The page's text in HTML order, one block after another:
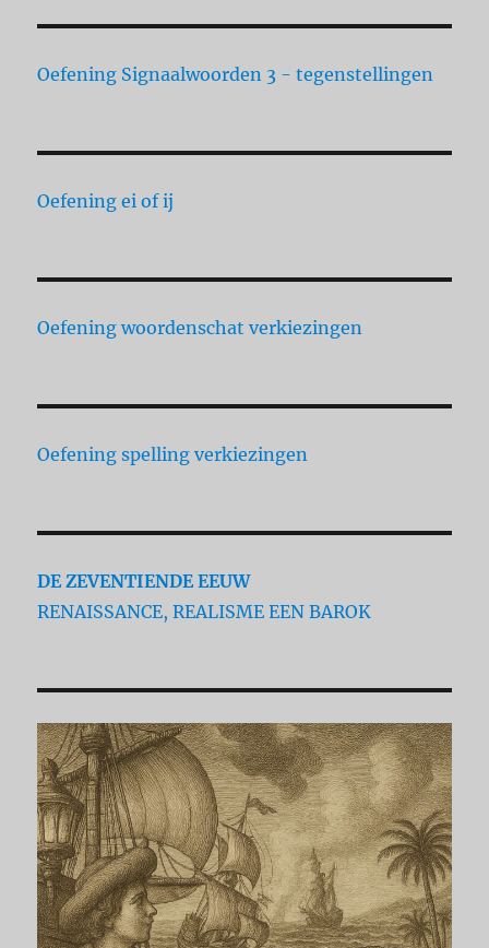
Oefening Signaalwoorden 3 - tegenstellingen
Oefening ei of ij
Oefening woordenschat verkiezingen
Oefening spelling verkiezingen
DE ZEVENTIENDE EEUW
RENAISSANCE, REALISME EEN BAROK